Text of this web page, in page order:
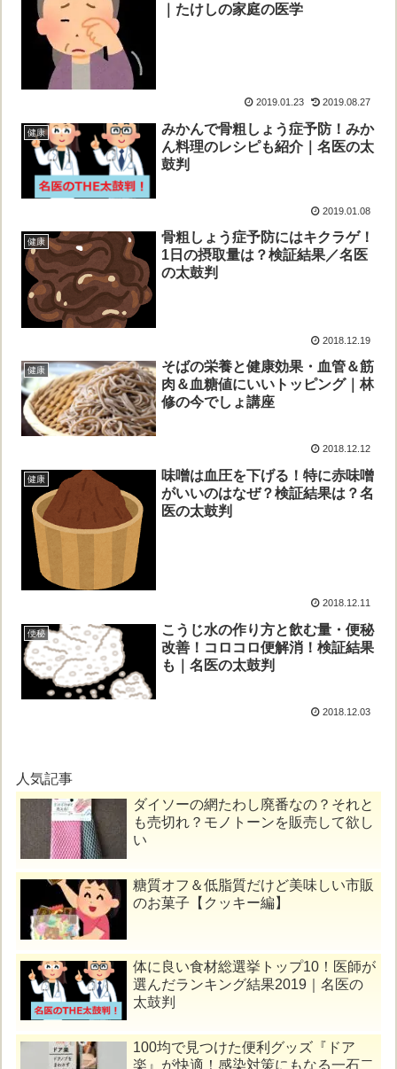
｜たけしの家庭の医学
2019.01.23 2019.08.27
健康
みかんで骨粗しょう症予防！みか
ん料理のレシピも紹介｜名医の太
鼓判
2019.01.08
健康
骨粗しょう症予防にはキクラゲ！
1日の摂取量は？検証結果／名医
の太鼓判
2018.12.19
健康
そばの栄養と健康効果・血管＆筋
肉＆血糖値にいいトッピング｜林
修の今でしょ講座
2018.12.12
健康
味噌は血圧を下げる！特に赤味噌
がいいのはなぜ？検証結果は？名
医の太鼓判
2018.12.11
便秘
こうじ水の作り方と飲む量・便秘
改善！コロコロ便解消！検証結果
も｜名医の太鼓判
2018.12.03
人気記事
ダイソーの網たわし廃番なの？それと
も売切れ？モノトーンを販売して欲し
い
糖質オフ＆低脂質だけど美味しい市販
のお菓子【クッキー編】
体に良い食材総選挙トップ10！医師が
選んだランキング結果2019｜名医の
太鼓判
100均で見つけた便利グッズ『ドア
楽』が快適！感染対策にもなる一石二